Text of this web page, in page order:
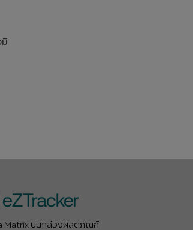
มิ
Matrix บนกล่องผลิตภัณฑ์